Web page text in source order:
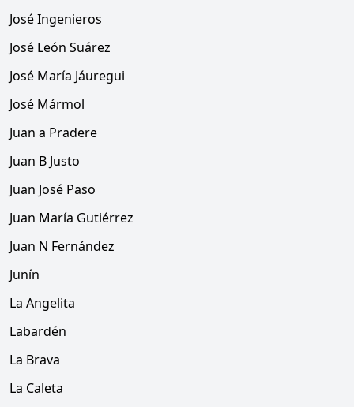
José Ingenieros
José León Suárez
José María Jáuregui
José Mármol
Juan a Pradere
Juan B Justo
Juan José Paso
Juan María Gutiérrez
Juan N Fernández
Junín
La Angelita
Labardén
La Brava
La Caleta